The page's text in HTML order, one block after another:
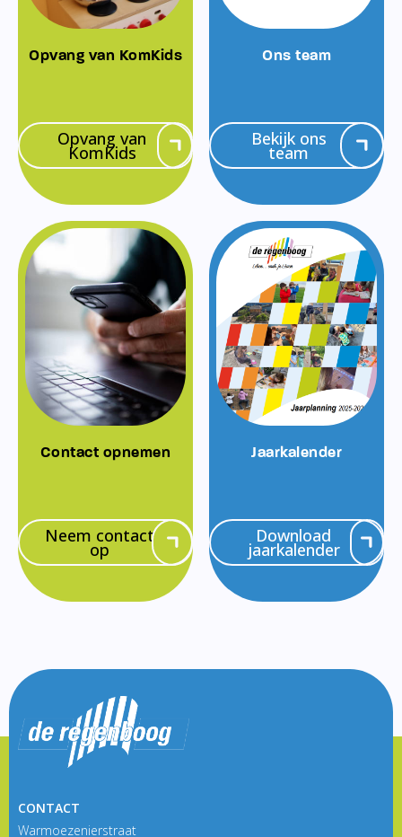
Opvang van KomKids
Opvang van
KomKids
Ons team
Bekijk ons
team
Contact opnemen
Neem contact
op
Jaarkalender
Download
jaarkalender
CONTACT
Warmoezenierstraat